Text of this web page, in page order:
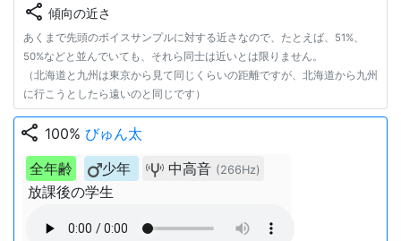
share 傾向の近さ
あくまで先頭のボイスサンプルに対する近さなので、たとえば、51%、
50%などと並んでいても、それら同士は近いとは限りません。
（北海道と九州は東京から見て同じくらいの距離ですが、北海道から九州
に行こうとしたら遠いのと同じです）
share 100% びゅん太
全年齢
少年 中高音 (266Hz)
放課後の学生